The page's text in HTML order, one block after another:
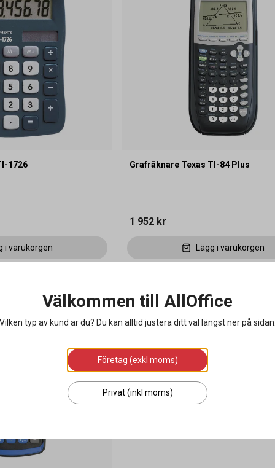
1726
i varukorgen
Grafräknare Texas TI-84 Plus
1 952 kr
Lägg i varukorgen
Välkommen till AllOffice
typ av kund är du? Du kan alltid justera ditt val längst ner på
Företag (exkl moms)
Privat (inkl moms)